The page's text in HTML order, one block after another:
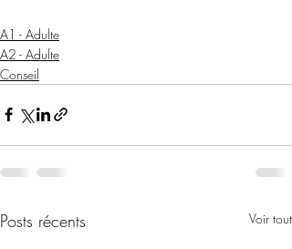
A1 - Adulte
A2 - Adulte
Conseil
Posts récents Voir tout